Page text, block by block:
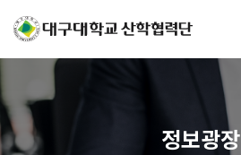
정보광장